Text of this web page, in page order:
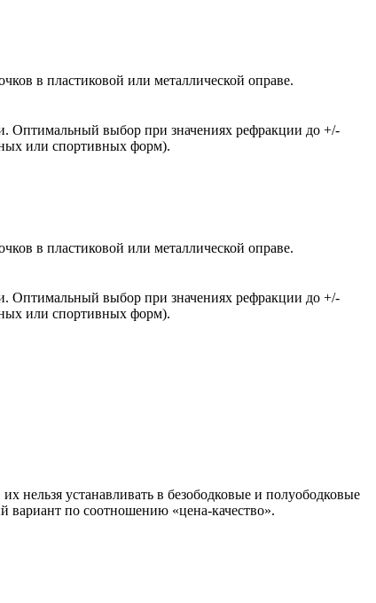
в пластиковой или металлической оправе.
Оптимальный выбор при значениях рефракции до +/-
или спортивных форм).
в пластиковой или металлической оправе.
Оптимальный выбор при значениях рефракции до +/-
или спортивных форм).
нельзя устанавливать в безободковые и полуободковые
по соотношению «цена-качество».